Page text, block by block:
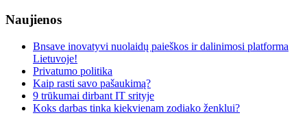
Naujienos
Bnsave inovatyvi nuolaidų paieškos ir dalinimosi platforma
Lietuvoje!
Privatumo politika
Kaip rasti savo pašaukimą?
9 trūkumai dirbant IT srityje
Koks darbas tinka kiekvienam zodiako ženklui?